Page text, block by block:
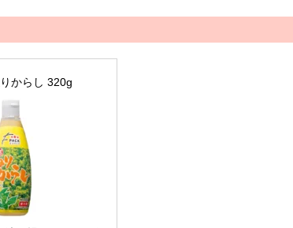
からし 320g